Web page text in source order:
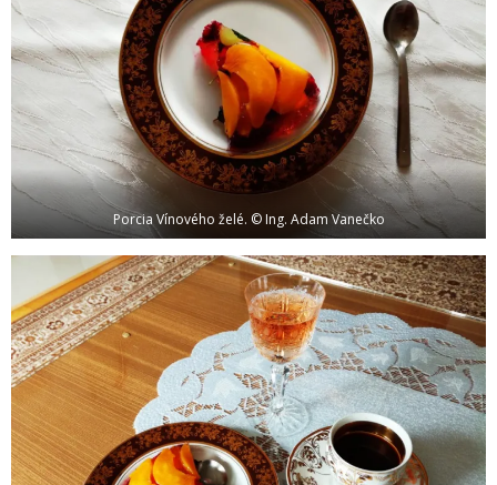
Porcia Vínového želé. © Ing. Adam Vanečko